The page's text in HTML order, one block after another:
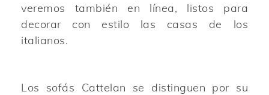
veremos también en línea, listos para
decorar con estilo las casas de los
italianos.
Los sofás Cattelan se distinguen por su